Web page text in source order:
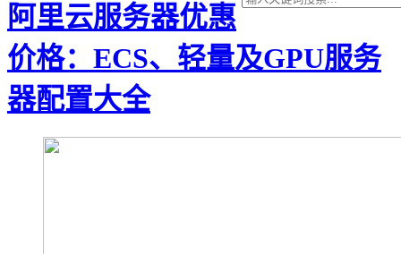
阿里云服务器优惠
价格：ECS、轻量及GPU服务
器配置大全